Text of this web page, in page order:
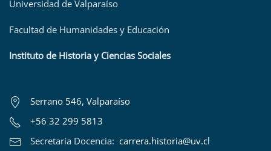
Universidad de Valparaíso
Facultad de Humanidades y Educación
Instituto de Historia y Ciencias Sociales
Serrano 546, Valparaíso
+56 32 299 5813
Secretaría Docencia: carrera.historia@uv.cl